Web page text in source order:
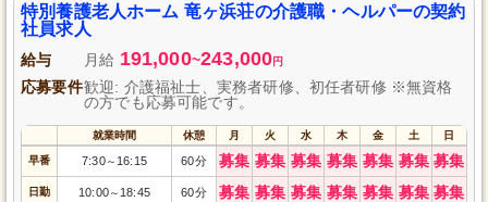
特別養護老人ホーム 竜ヶ浜荘の介護職・ヘルパーの契約
社員求人
給与 月給 191,000~243,000円
応募要件歓迎: 介護福祉士、実務者研修、初任者研修 ※無資格
の方でも応募可能です。
就業時間 休憩 月 火 水 木 金 土 日
早番 7:30～ 16:15 60分 募集 募集 募集 募集 募集 募集 募集
日勤 10:00～ 18:45 60分 募集 募集 募集 募集 募集 募集 募集